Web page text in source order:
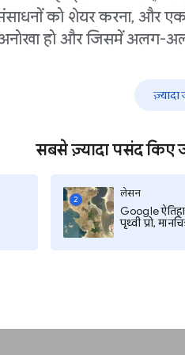
को शेयर करना, और
हो और जिसमें अलग-
ज़्यादा
सबसे ज़्यादा पसंद किए
2
लेसन
Google
पृथ्वी प्रो,